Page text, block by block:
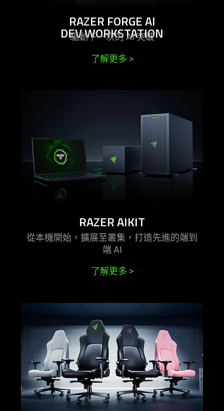
RAZER FORGE AI
DEV WORKSTATION
驅動下一次的 AI突破
了解更多 >
aikit
RAZER AIKIT
從本機開始，擴展至叢集，打造先進的端到
端 AI
了解更多 >
-
razer
iskur
v2
newgen
系
列